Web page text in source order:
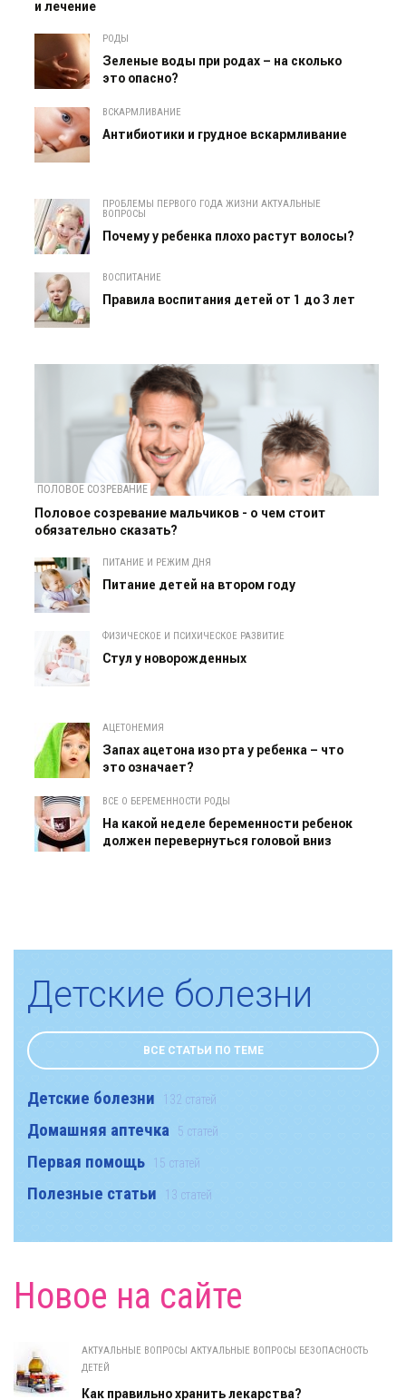
и лечение
РОДЫ
Зеленые воды при родах – на сколько
это опасно?
ВСКАРМЛИВАНИЕ
Антибиотики и грудное вскармливание
ПРОБЛЕМЫ ПЕРВОГО ГОДА ЖИЗНИ АКТУАЛЬНЫЕ
ВОПРОСЫ
Почему у ребенка плохо растут волосы?
ВОСПИТАНИЕ
Правила воспитания детей от 1 до 3 лет
ПОЛОВОЕ СОЗРЕВАНИЕ
Половое созревание мальчиков - о чем стоит
обязательно сказать?
ПИТАНИЕ И РЕЖИМ ДНЯ
Питание детей на втором году
ФИЗИЧЕСКОЕ И ПСИХИЧЕСКОЕ РАЗВИТИЕ
Cтул у новорожденных
АЦЕТОНЕМИЯ
Запах ацетона изо рта у ребенка – что
это означает?
ВСЕ О БЕРЕМЕННОСТИ РОДЫ
На какой неделе беременности ребенок
должен перевернуться головой вниз
Детские болезни
ВСЕ СТАТЬИ ПО ТЕМЕ
Детские болезни 132 статей
Домашняя аптечка 5 статей
Первая помощь 15 статей
Полезные статьи 13 статей
Новое на сайте
АКТУАЛЬНЫЕ ВОПРОСЫ АКТУАЛЬНЫЕ ВОПРОСЫ БЕЗОПАСНОСТЬ
ДЕТЕЙ
Как правильно хранить лекарства?